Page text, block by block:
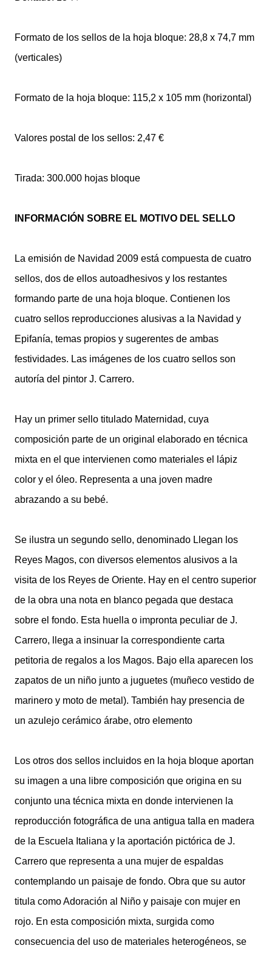
Formato de los sellos de la hoja bloque: 28,8 x 74,7 mm
(verticales)
Formato de la hoja bloque: 115,2 x 105 mm (horizontal)
Valores postal de los sellos: 2,47 €
Tirada: 300.000 hojas bloque
INFORMACIÓN SOBRE EL MOTIVO DEL SELLO
La emisión de Navidad 2009 está compuesta de cuatro
sellos, dos de ellos autoadhesivos y los restantes
formando parte de una hoja bloque. Contienen los
cuatro sellos reproducciones alusivas a la Navidad y
Epifanía, temas propios y sugerentes de ambas
festividades. Las imágenes de los cuatro sellos son
autoría del pintor J. Carrero.
Hay un primer sello titulado Maternidad, cuya
composición parte de un original elaborado en técnica
mixta en el que intervienen como materiales el lápiz
color y el óleo. Representa a una joven madre
abrazando a su bebé.
Se ilustra un segundo sello, denominado Llegan los
Reyes Magos, con diversos elementos alusivos a la
visita de los Reyes de Oriente. Hay en el centro superior
de la obra una nota en blanco pegada que destaca
sobre el fondo. Esta huella o impronta peculiar de J.
Carrero, llega a insinuar la correspondiente carta
petitoria de regalos a los Magos. Bajo ella aparecen los
zapatos de un niño junto a juguetes (muñeco vestido de
marinero y moto de metal). También hay presencia de
un azulejo cerámico árabe, otro elemento
Los otros dos sellos incluidos en la hoja bloque aportan
su imagen a una libre composición que origina en su
conjunto una técnica mixta en donde intervienen la
reproducción fotográfica de una antigua talla en madera
de la Escuela Italiana y la aportación pictórica de J.
Carrero que representa a una mujer de espaldas
contemplando un paisaje de fondo. Obra que su autor
titula como Adoración al Niño y paisaje con mujer en
rojo. En esta composición mixta, surgida como
consecuencia del uso de materiales heterogéneos, se